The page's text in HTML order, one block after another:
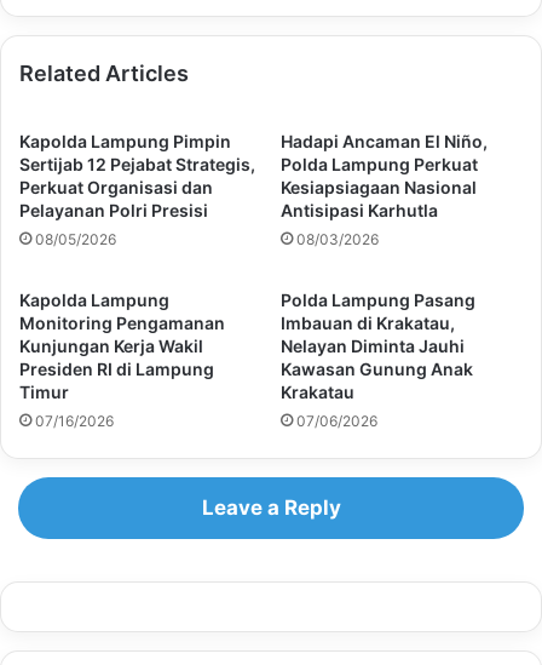
Related Articles
Kapolda Lampung Pimpin
Sertijab 12 Pejabat Strategis,
Perkuat Organisasi dan
Pelayanan Polri Presisi
08/05/2026
Hadapi Ancaman El Niño,
Polda Lampung Perkuat
Kesiapsiagaan Nasional
Antisipasi Karhutla
08/03/2026
Kapolda Lampung
Monitoring Pengamanan
Kunjungan Kerja Wakil
Presiden RI di Lampung
Timur
07/16/2026
Polda Lampung Pasang
Imbauan di Krakatau,
Nelayan Diminta Jauhi
Kawasan Gunung Anak
Krakatau
07/06/2026
Leave a Reply